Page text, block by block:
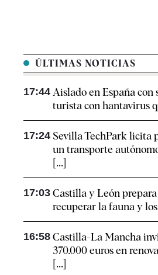
ÚLTIMAS NOTICIAS
17:44 Aislado en España con
turista con hantavirus
17:24 Sevilla TechPark licita
un transporte
[...]
17:03 Castilla y León
recuperar la fauna y los
16:58 Castilla-La Mancha
370.000 euros en
[...]